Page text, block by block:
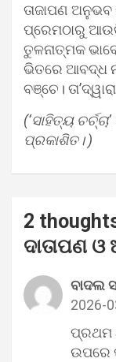
ତାଜାପଣ
ପ୍ରେମଠାରୁ
ତୁଳନାତ୍ମକ
ଭିତରେ ଆବଦ୍ଧ
ବଞ୍ଚେ।
(‘ସାହିତ୍ୟ
ପ୍ରକାଶିତ। )
2
ଦାତାପଣ
ବାଦଲ
2026-
ପ୍ରଥମ
ଉପରେ